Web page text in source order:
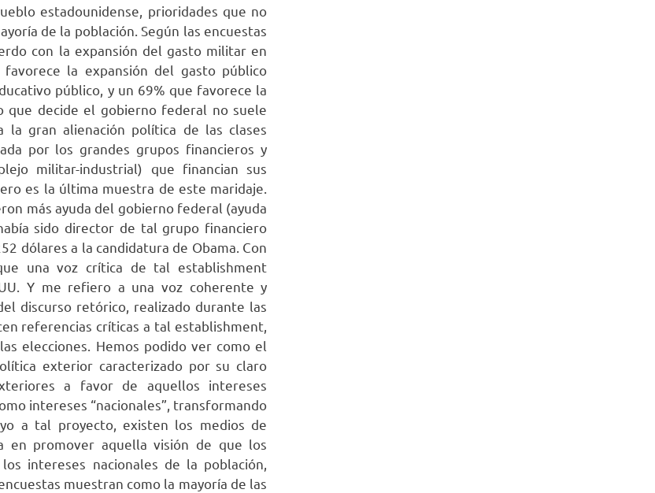
estadounidense, prioridades que no
de la población. Según las encuestas
con la expansión del gasto militar en
la expansión del gasto público
público, y un 69% que favorece la
que decide el gobierno federal no suele
gran alienación política de las clases
por los grandes grupos financieros y
militar-industrial) que financian sus
es la última muestra de este maridaje.
más ayuda del gobierno federal (ayuda
sido director de tal grupo financiero
dólares a la candidatura de Obama. Con
una voz crítica de tal establishment
Y me refiero a una voz coherente y
discurso retórico, realizado durante las
referencias críticas a tal establishment,
elecciones. Hemos podido ver como el
exterior caracterizado por su claro
a favor de aquellos intereses
intereses “nacionales”, transformando
a tal proyecto, existen los medios de
en promover aquella visión de que los
intereses nacionales de la población,
muestran como la mayoría de las